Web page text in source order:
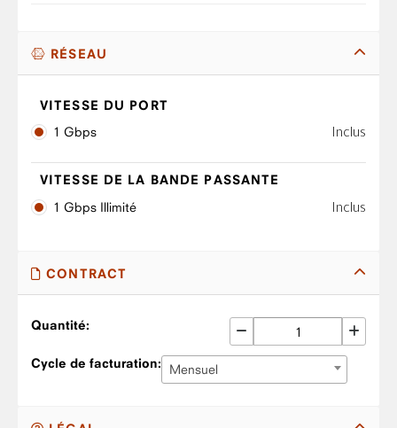
RÉSEAU
VITESSE DU PORT
1 Gbps
Inclus
VITESSE DE LA BANDE PASSANTE
1 Gbps Illimité
Inclus
CONTRACT
Quantité:
Cycle de facturation: Mensuel